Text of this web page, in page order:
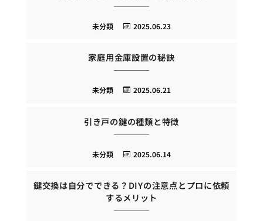
2025.06.23
未分類
家庭用金庫設置の秘訣
2025.06.21
未分類
引き戸の鍵の種類と特徴
2025.06.14
未分類
鍵交換は自分でできる？DIYの注意点とプロに依頼
するメリット